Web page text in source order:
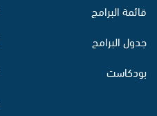
قائمة البرامج
جدول البرامج
بودكاست